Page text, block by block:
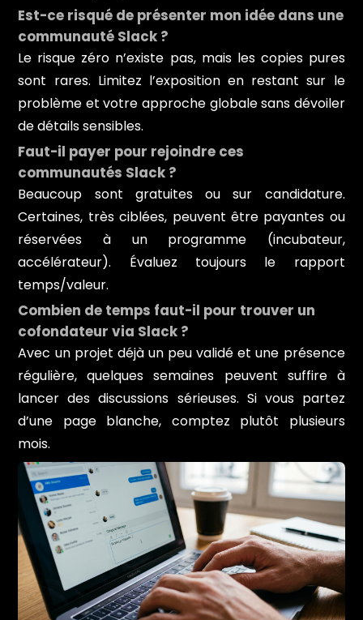
Est-ce risqué de présenter mon idée dans une
communauté Slack ?
Le risque zéro n’existe pas, mais les copies pures
sont rares. Limitez l’exposition en restant sur le
problème et votre approche globale sans dévoiler
de détails sensibles.
Faut-il payer pour rejoindre ces
communautés Slack ?
Beaucoup sont gratuites ou sur candidature.
Certaines, très ciblées, peuvent être payantes ou
réservées à un programme (incubateur,
accélérateur). Évaluez toujours le rapport
temps/valeur.
Combien de temps faut-il pour trouver un
cofondateur via Slack ?
Avec un projet déjà un peu validé et une présence
régulière, quelques semaines peuvent suffire à
lancer des discussions sérieuses. Si vous partez
d’une page blanche, comptez plutôt plusieurs
mois.